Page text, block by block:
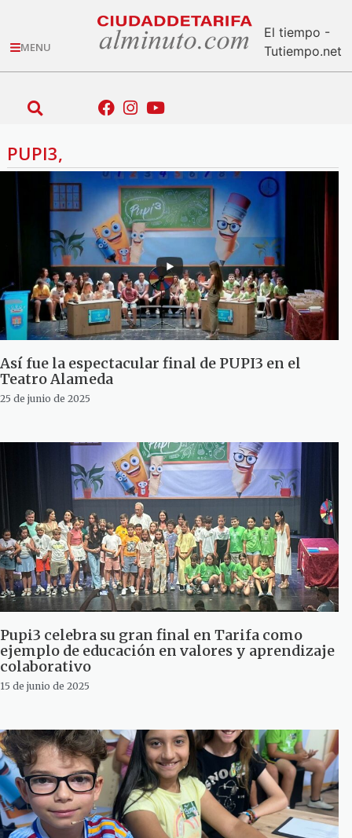
MENU
El tiempo -
Tutiempo.net
PUPI3,
Así fue la espectacular final de PUPI3 en el
Teatro Alameda
25 de junio de 2025
Pupi3 celebra su gran final en Tarifa como
ejemplo de educación en valores y aprendizaje
colaborativo
15 de junio de 2025